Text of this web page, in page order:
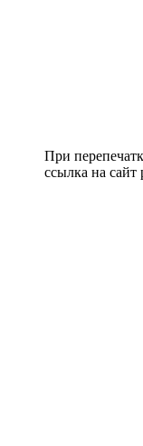
При
ссылка на сайт